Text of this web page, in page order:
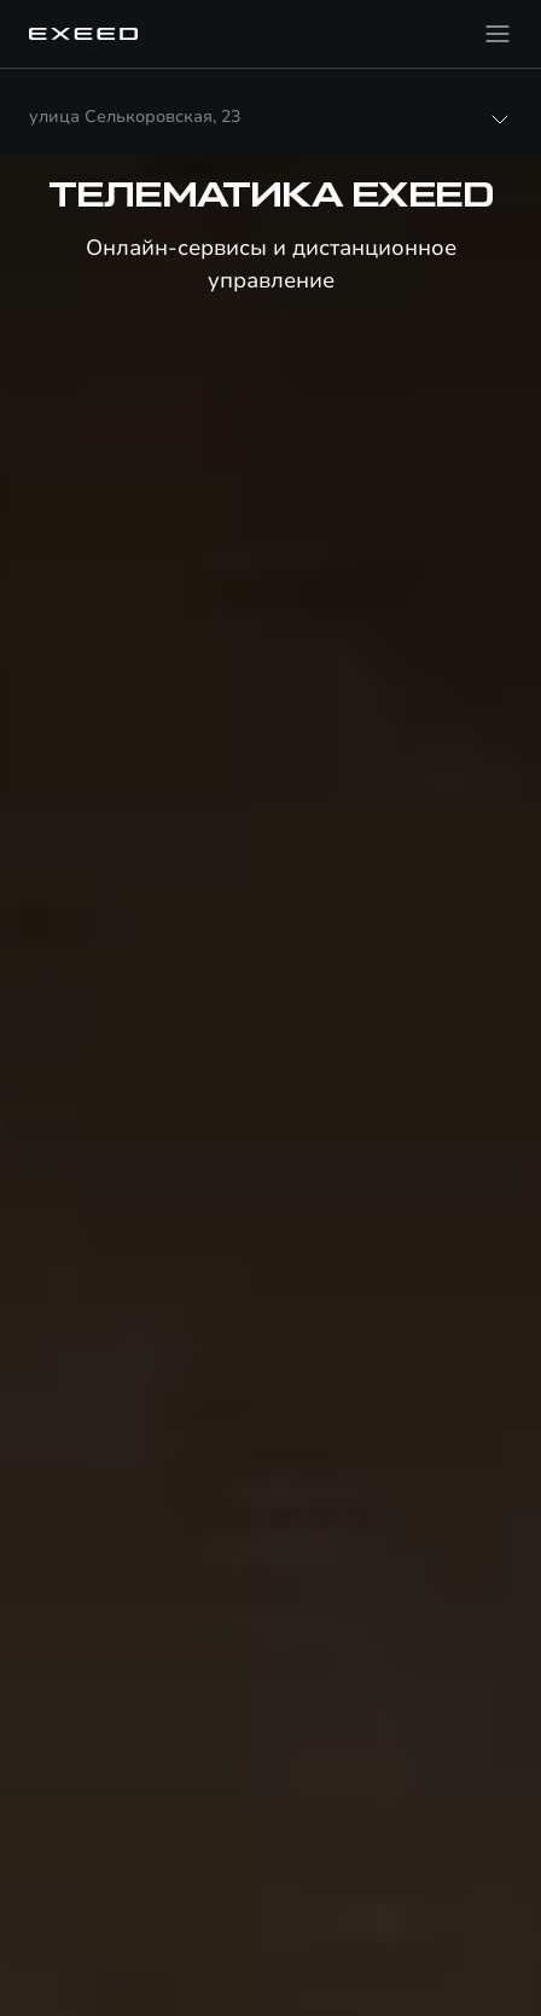
улица Селькоровская, 23
ТЕЛЕМАТИКА EXEED
Онлайн-сервисы и дистанционное
управление